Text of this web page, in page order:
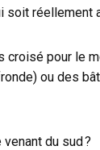
soit réellement
croisé pour le
ou des
du sud ?